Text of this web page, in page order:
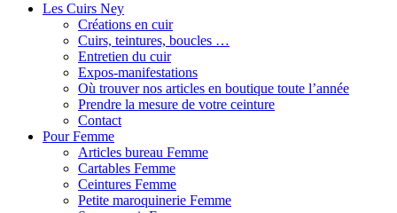
Les Cuirs Ney
Créations en cuir
Cuirs, teintures, boucles …
Entretien du cuir
Expos-manifestations
Où trouver nos articles en boutique toute l’année
Prendre la mesure de votre ceinture
Contact
Pour Femme
Articles bureau Femme
Cartables Femme
Ceintures Femme
Petite maroquinerie Femme